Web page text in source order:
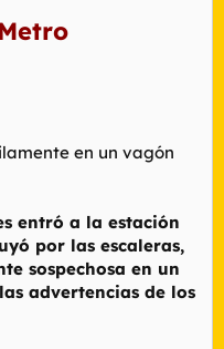
en un vagón
entró a la estación
por las escaleras,
sospechosa en un
advertencias de los